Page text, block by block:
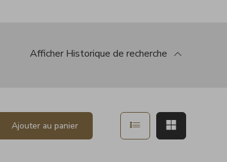
AfficherHistorique de recherche
Ajouter au panier Afficher en mode